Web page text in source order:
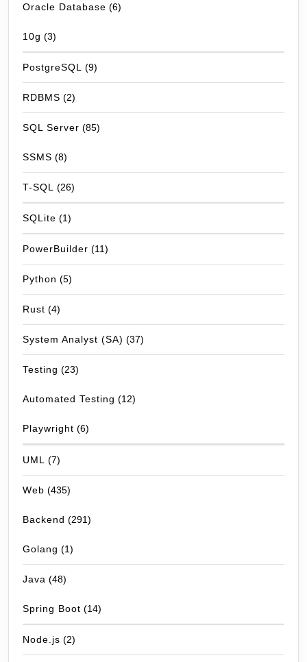
Oracle Database (6)
10g (3)
PostgreSQL (9)
RDBMS (2)
SQL Server (85)
SSMS (8)
T-SQL (26)
SQLite (1)
PowerBuilder (11)
Python (5)
Rust (4)
System Analyst (SA) (37)
Testing (23)
Automated Testing (12)
Playwright (6)
UML (7)
Web (435)
Backend (291)
Golang (1)
Java (48)
Spring Boot (14)
Node.js (2)